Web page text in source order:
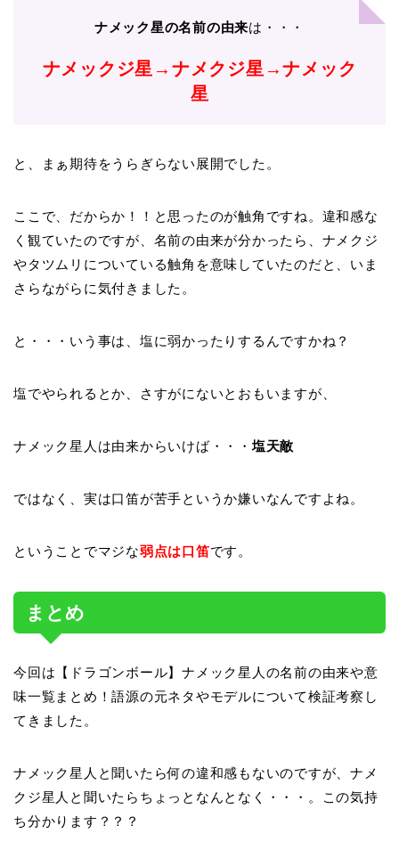
ナメック星の名前の由来は・・・
ナメックジ星→ナメクジ星→ナメック
星
と、まぁ期待をうらぎらない展開でした。
ここで、だからか！！と思ったのが触角ですね。違和感な
く観ていたのですが、名前の由来が分かったら、ナメクジ
やタツムリについている触角を意味していたのだと、いま
さらながらに気付きました。
と・・・いう事は、塩に弱かったりするんですかね？
塩でやられるとか、さすがにないとおもいますが、
ナメック星人は由来からいけば・・・塩天敵
ではなく、実は口笛が苦手というか嫌いなんですよね。
ということでマジな弱点は口笛です。
まとめ
今回は【ドラゴンボール】ナメック星人の名前の由来や意
味一覧まとめ！語源の元ネタやモデルについて検証考察し
てきました。
ナメック星人と聞いたら何の違和感もないのですが、ナメ
クジ星人と聞いたらちょっとなんとなく・・・。この気持
ち分かります？？？